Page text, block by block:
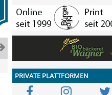
PRIVATE PLATTFORMEN